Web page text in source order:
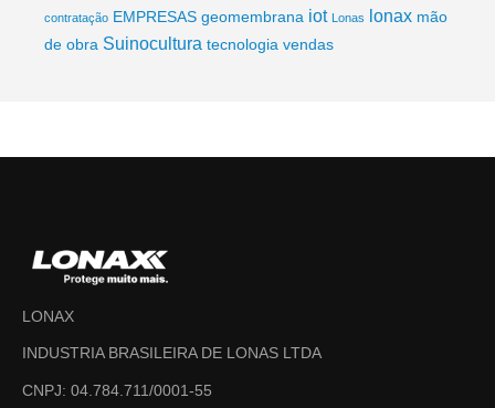
contratação EMPRESAS geomembrana iot Lonas lonax mão
de obra Suinocultura tecnologia vendas
LONAX
INDUSTRIA BRASILEIRA DE LONAS LTDA
CNPJ: 04.784.711/0001-55